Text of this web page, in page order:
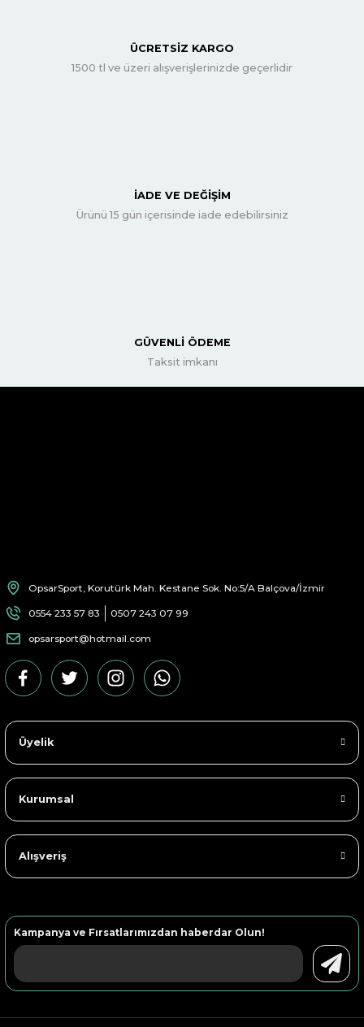
ÜCRETSİZ KARGO
1500 tl ve üzeri alışverişlerinizde geçerlidir
İADE VE DEĞİŞİM
Ürünü 15 gün içerisinde iade edebilirsiniz
GÜVENLİ ÖDEME
Taksit imkanı
OpsarSport, Korutürk Mah. Kestane Sok. No:5/A Balçova/İzmir
0554 233 57 83 0507 243 07 99
opsarsport@hotmail.com
Üyelik
Kurumsal
Alışveriş
Kampanya ve Fırsatlarımızdan haberdar Olun!